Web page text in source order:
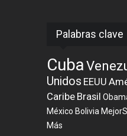
Palabras clave
Cuba
Unidos EEUU
Caribe Brasil
México Bolivia
Más